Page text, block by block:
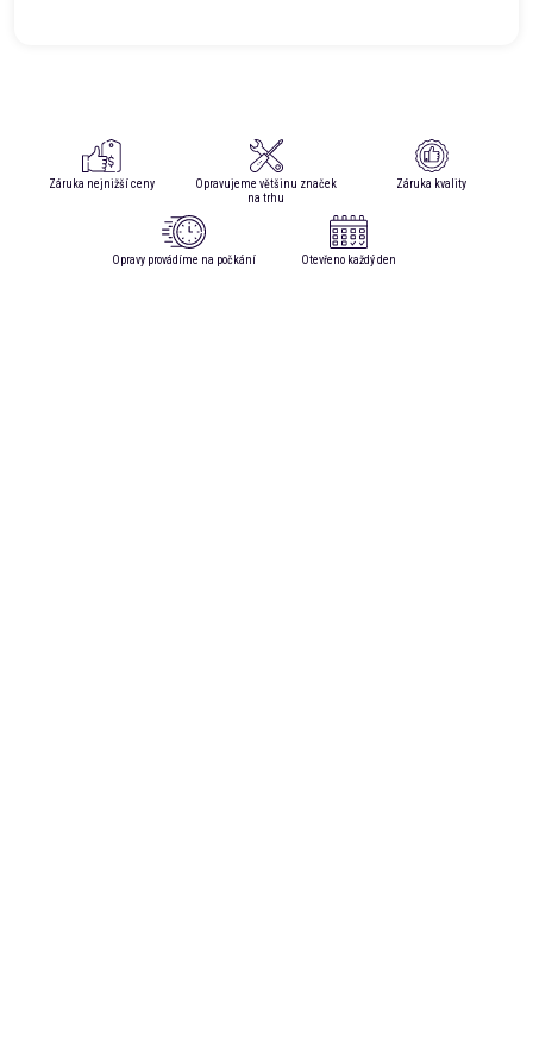
Záruka nejnižší ceny
Opravujeme většinu značek
na trhu
Záruka kvality
Opravy provádíme na počkání Otevřeno každý den